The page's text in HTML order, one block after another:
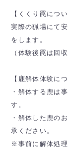
【くくり罠につい
実際の猟場にて
をします。
（体験後罠は回
【鹿解体体験につ
・解体する鹿は
す。
・解体した鹿の
承ください。
※事前に解体処